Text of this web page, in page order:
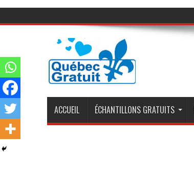
ACCUEIL ÉCHANTILLONS GRATUITS